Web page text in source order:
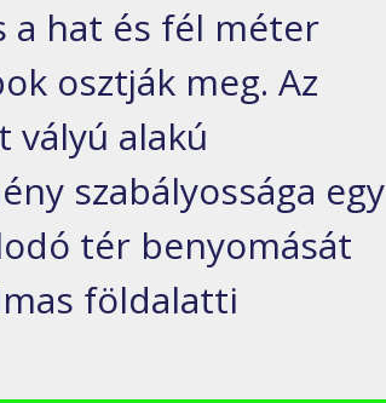
a hat és fél méter
osztják meg. Az
vályú alakú
szabályossága egy
tér benyomását
földalatti